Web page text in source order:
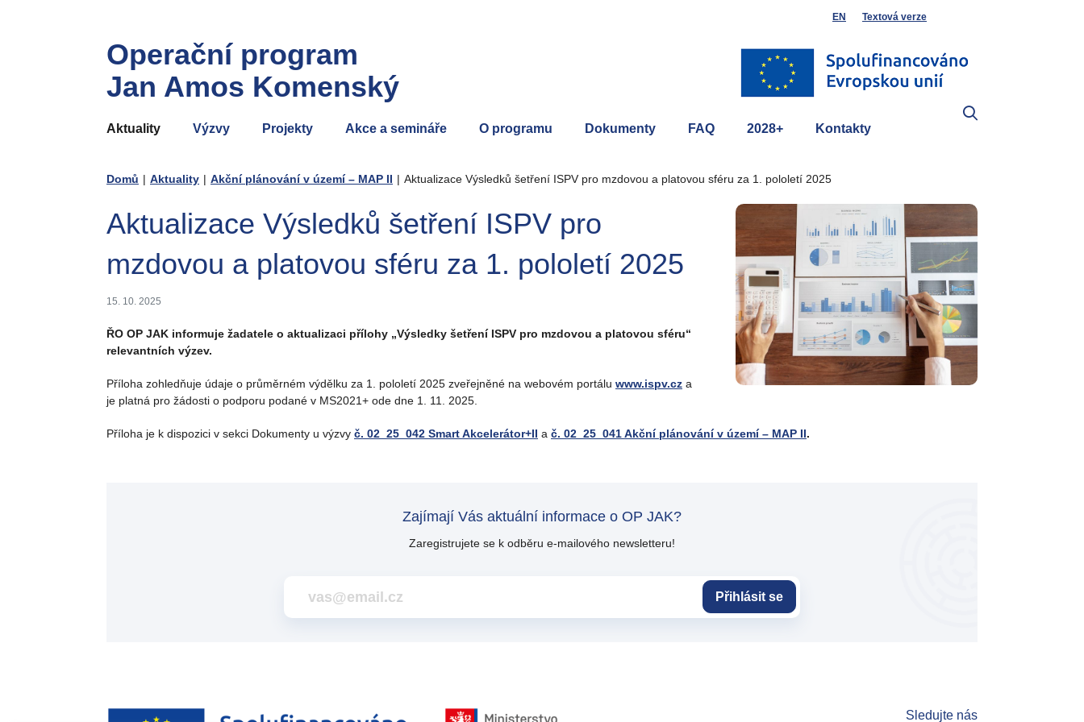
Operační program
Jan Amos Komenský
EN Textová verze
Aktuality Výzvy Projekty Akce a semináře O programu Dokumenty FAQ 2028+ Kontakty
Domů | Aktuality | Akční plánování v území – MAP II | Aktualizace Výsledků šetření ISPV pro mzdovou a platovou sféru za 1. pololetí 2025
Aktualizace Výsledků šetření ISPV pro
mzdovou a platovou sféru za 1. pololetí 2025
15. 10. 2025
ŘO OP JAK informuje žadatele o aktualizaci přílohy „Výsledky šetření ISPV pro mzdovou a platovou sféru“
relevantních výzev.
Příloha zohledňuje údaje o průměrném výdělku za 1. pololetí 2025 zveřejněné na webovém portálu www.ispv.cz a
je platná pro žádosti o podporu podané v MS2021+ ode dne 1. 11. 2025.
Příloha je k dispozici v sekci Dokumenty u výzvy č. 02_25_042 Smart Akcelerátor+II a č. 02_25_041 Akční plánování v území – MAP II.
Zajímají Vás aktuální informace o OP JAK?
Zaregistrujete se k odběru e-mailového newsletteru!
Přihlásit se
Sledujte nás